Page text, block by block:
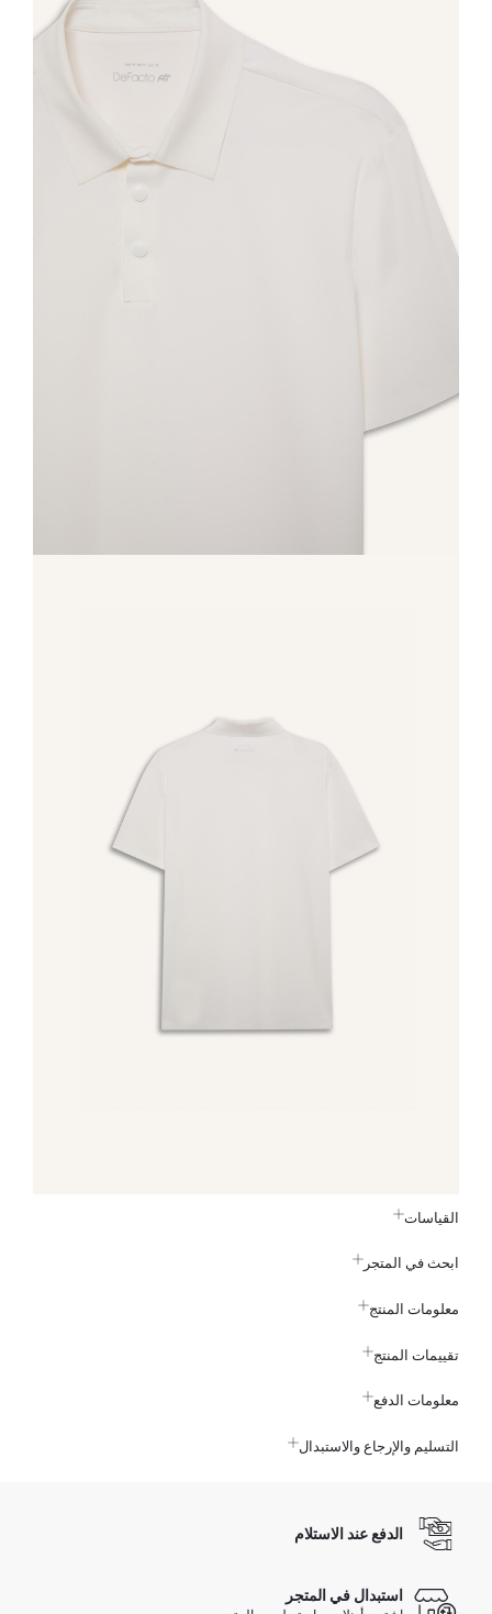
القياسات
ابحث في المتجر
معلومات المنتج
تقييمات المنتج
معلومات الدفع
التسليم والإرجاع والاستبدال
الدفع عند الاستلام
استبدال في المتجر